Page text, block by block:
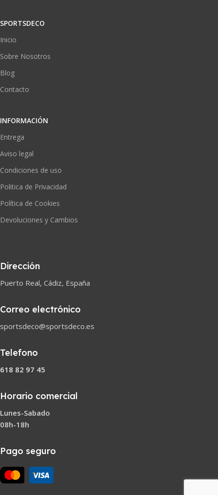
SPORTSDECO
Inicio
Sobre Nosotros
Blog
Contacto
INFORMACIÓN
Entrega
Aviso legal
Condiciones de uso
Politica de Privacidad
Política de Cookies
Devoluciones y Cambios
Dirección
Puerto Real, Cádiz, España
Correo electrónico
sportsdeco@sportsdeco.es
Telefono
618 82 97 45
Horario comercial
Lunes-Sabado
08h-18h
Pago seguro